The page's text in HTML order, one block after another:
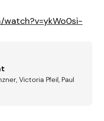
watch?v=ykWo0si-
Victoria Pfeil, Paul